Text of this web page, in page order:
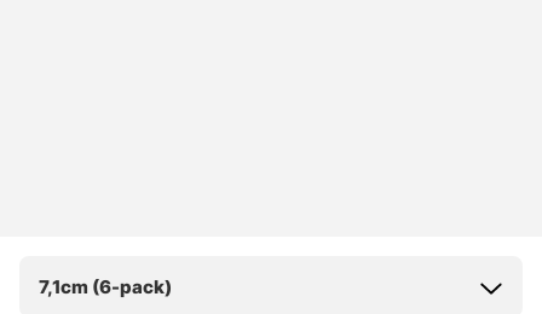
7,1cm (6-pack)